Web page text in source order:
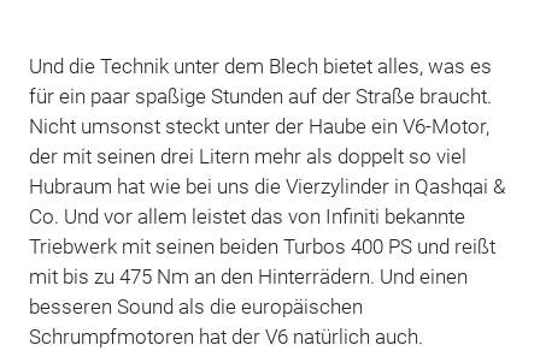
Und die Technik unter dem Blech bietet alles, was es
für ein paar spaßige Stunden auf der Straße braucht.
Nicht umsonst steckt unter der Haube ein V6-Motor,
der mit seinen drei Litern mehr als doppelt so viel
Hubraum hat wie bei uns die Vierzylinder in Qashqai &
Co. Und vor allem leistet das von Infiniti bekannte
Triebwerk mit seinen beiden Turbos 400 PS und reißt
mit bis zu 475 Nm an den Hinterrädern. Und einen
besseren Sound als die europäischen
Schrumpfmotoren hat der V6 natürlich auch.